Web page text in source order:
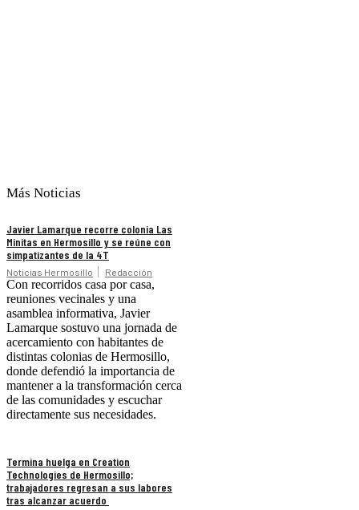
Más Noticias
Javier Lamarque recorre colonia Las
Minitas en Hermosillo y se reúne con
simpatizantes de la 4T
Noticias Hermosillo Redacción
Con recorridos casa por casa,
reuniones vecinales y una
asamblea informativa, Javier
Lamarque sostuvo una jornada de
acercamiento con habitantes de
distintas colonias de Hermosillo,
donde defendió la importancia de
mantener a la transformación cerca
de las comunidades y escuchar
directamente sus necesidades.
Termina huelga en Creation
Technologies de Hermosillo;
trabajadores regresan a sus labores
tras alcanzar acuerdo